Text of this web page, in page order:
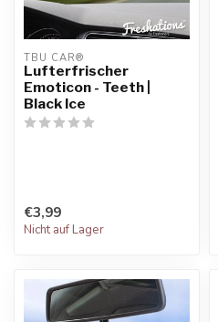
TBU CAR®
Lufterfrischer
Emoticon - Teeth |
Black Ice
€3,99
Nicht auf Lager